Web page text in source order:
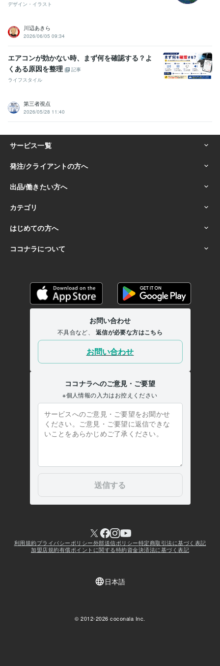
デザイン・イラスト
川辺あきら
2026/06/05 09:34
エアコンが効かない時、まず何を確認する？よ
くある原因を整理
記事
ライフスタイル
第三者視点
2026/05/28 11:40